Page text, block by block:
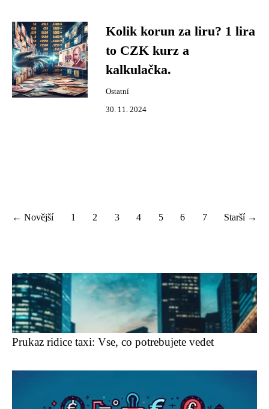
Kolik korun za liru? 1 lira
to CZK kurz a
kalkulačka.
Ostatní
30. 11. 2024
← Novější 1 2 3 4 5 6 7 Starší →
Prukaz ridice taxi: Vse, co potrebujete vedet